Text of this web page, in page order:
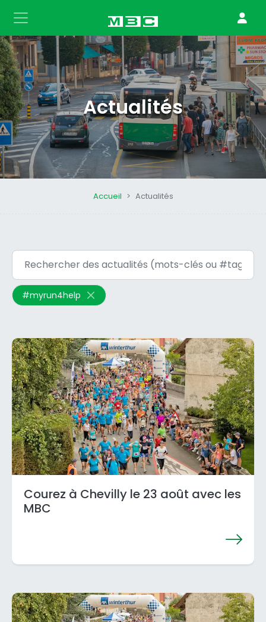
Actualités
Accueil Actualités
#myrun4help
Courez à Chevilly le 23 août avec les
MBC